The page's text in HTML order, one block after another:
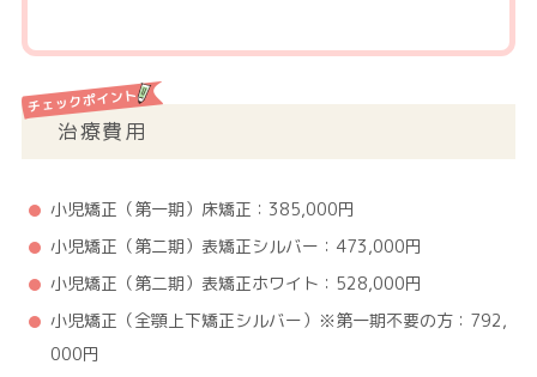
治療費用
小児矯正（第一期）床矯正：385,000円
小児矯正（第二期）表矯正シルバー：473,000円
小児矯正（第二期）表矯正ホワイト：528,000円
小児矯正（全顎上下矯正シルバー）※第一期不要の方：792,
000円